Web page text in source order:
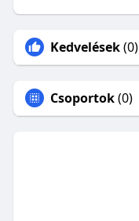
Kedvelések(0)
Csoportok(0)